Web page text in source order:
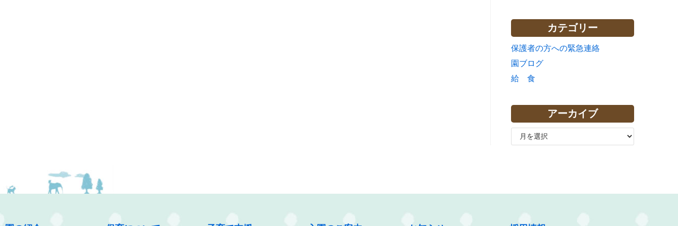
カテゴリー
保護者の方への緊急連絡
園ブログ
給 食
アーカイブ